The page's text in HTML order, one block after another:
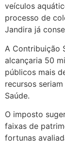
veículos
processo de
Jandira já
A Contribuição
alcançaria 50
públicos mais
recursos
Saúde.
O imposto
faixas de
fortunas